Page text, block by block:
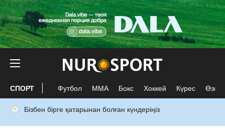
СПОРТ Футбол ММА Бокс Хоккей Күрес Өзге
Бізбен бірге қатарынан болған күндеріңіз